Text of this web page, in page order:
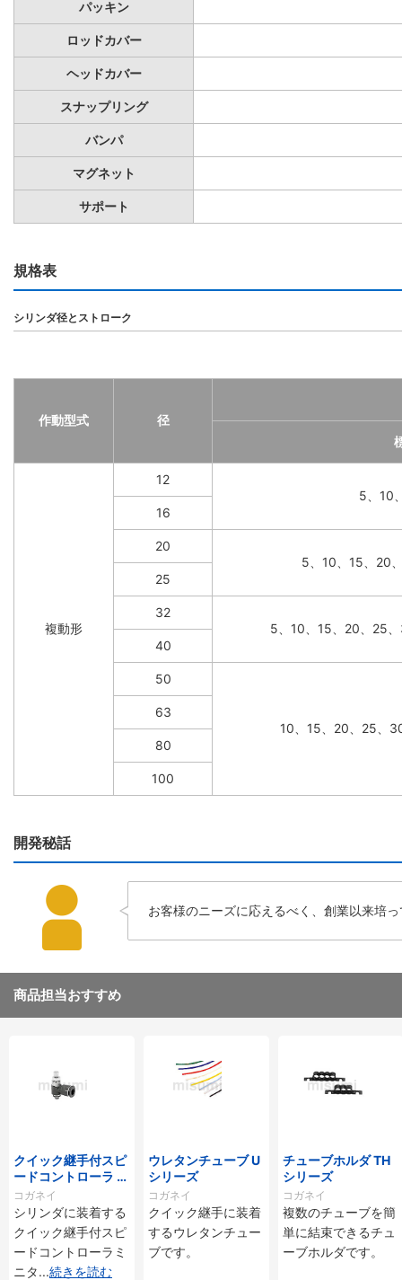
パッキン
ロッドカバー
ヘッドカバー
スナップリング
バンパ
マグネット
サポート
規格表
シリンダ径とストローク
作動型式
径
複動形
12
5、10
16
20
5、10、15、20
25
32
5、10、15、20、25
40
50
10、15、20、25、
63
80
100
開発秘話
お客様のニーズに応えるべく、創業以来培
商品担当おすすめ
クイック継手付スピ
ードコントローラ ス
タンダードタイプ S
C□-M・SS□-Mシ
リーズ
コガネイ
シリンダに装着する
クイック継手付スピ
ードコントローラミ
ニタ...続きを読む
ウレタンチューブ U
シリーズ
コガネイ
クイック継手に装着
するウレタンチュー
ブです。
チューブホルダ TH
シリーズ
コガネイ
複数のチューブを簡
単に結束できるチュ
ーブホルダです。